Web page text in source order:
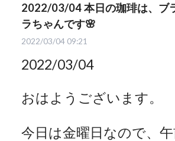
2022/03/04 本日の珈琲は、ブ
ラちゃんです🌸
2022/03/04 09:21
2022/03/04
おはようございます。
今日は金曜日なので、